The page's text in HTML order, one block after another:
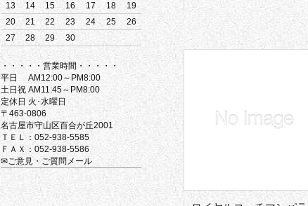
13
14 15 16 17 18
19
20
21 22 23 24 25
26
27
28 29 30
・・・・・営業時間・・・・・
平日 AM12:00～PM8:00
土日祝 AM11:45～PM8:00
定休日 火･水曜日
〒463-0806
名古屋市守山区百合が丘2001
ＴＥＬ：052-938-5585
ＦＡＸ：052-938-5586
✉ご意見・ご質問メール